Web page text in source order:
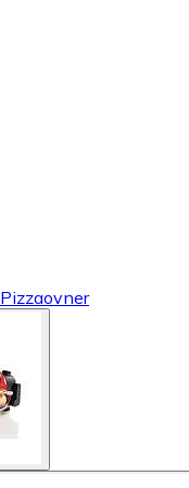
Pizzaovner